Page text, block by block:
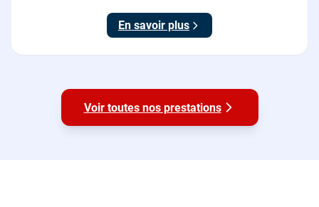
sol, réglage et essais. 995 euros HT (1194 TTC).
En savoir plus
Voir toutes nos prestations